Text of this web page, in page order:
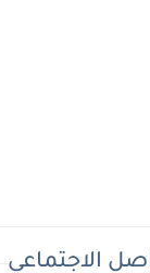
الاجتماعي